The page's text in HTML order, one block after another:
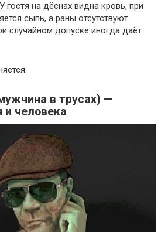
гостя на дёснах видна кровь, при
сыпь, а раны отсутствуют.
случайном допуске иногда даёт
в трусах) —
и человека